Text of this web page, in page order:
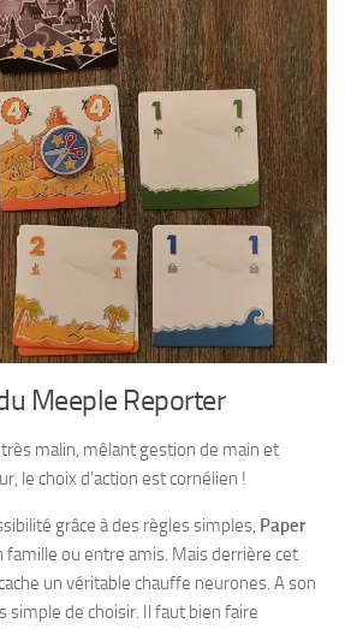
Meeple Reporter
malin, mêlant gestion de main et
le choix d’action est cornélien !
grâce à des règles simples, Paper
famille ou entre amis. Mais derrière cet
un véritable chauffe neurones. A son
simple de choisir. Il faut bien faire